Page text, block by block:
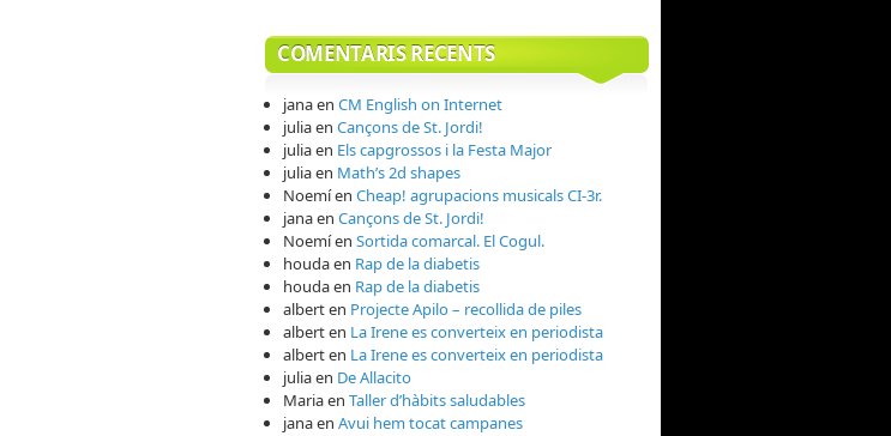
COMENTARIS RECENTS
janaen CM English on Internet
juliaen Cançons de St. Jordi!
juliaen Els capgrossos i la Festa Major
juliaen Math’s 2d shapes
Noemíen Cheap! agrupacions musicals CI-3r.
janaen Cançons de St. Jordi!
Noemíen Sortida comarcal. El Cogul.
houdaen Rap de la diabetis
houdaen Rap de la diabetis
alberten Projecte Apilo – recollida de piles
alberten La Irene es converteix en periodista
alberten La Irene es converteix en periodista
juliaen De Allacito
Mariaen Taller d’hàbits saludables
janaen Avui hem tocat campanes